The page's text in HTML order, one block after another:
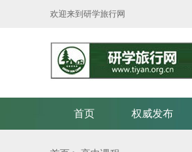
欢迎来到研学旅行网
首页 权威发布